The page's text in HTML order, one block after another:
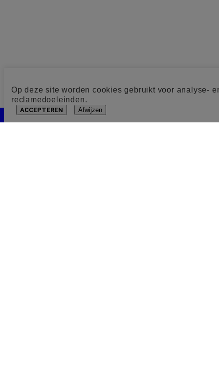
Op deze site worden cookies gebruikt voor analyse-
reclamedoeleinden.
ACCEPTEREN Afwijzen
Cookie toestemming